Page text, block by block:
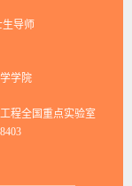
导师
学院
程全国重点实验室